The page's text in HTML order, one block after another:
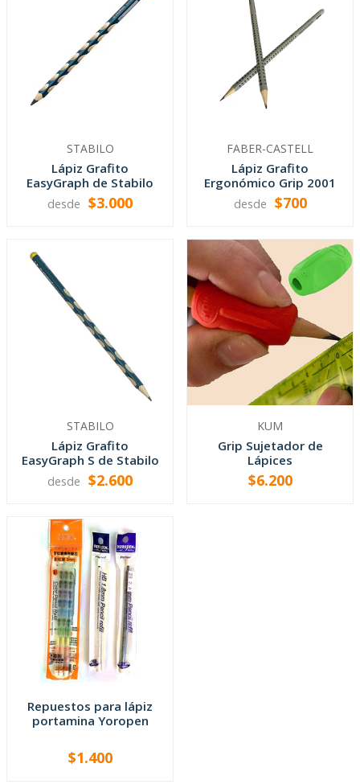
STABILO
Lápiz Grafito
EasyGraph de Stabilo
VER OPCIONES
desde $3.000
FABER-CASTELL
Lápiz Grafito
Ergonómico Grip 2001
de Faber-Cas...
VER OPCIONES
desde $700
STABILO
Lápiz Grafito
EasyGraph S de Stabilo
VER OPCIONES
desde $2.600
KUM
Grip Sujetador de
Lápices
+
$6.200
Repuestos para lápiz
portamina Yoropen
VER OPCIONES
$1.400